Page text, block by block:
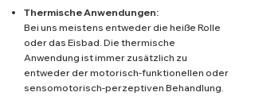
Thermische Anwendungen:
Bei uns meistens entweder die heiße Rolle
oder das Eisbad. Die thermische
Anwendung ist immer zusätzlich zu
entweder der motorisch-funktionellen oder
sensomotorisch-perzeptiven Behandlung.